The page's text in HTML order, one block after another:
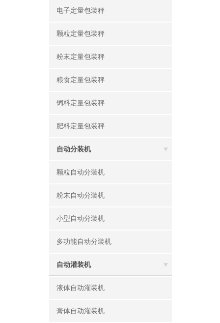
电子定量包装秤
颗粒定量包装秤
粉末定量包装秤
粮食定量包装秤
饲料定量包装秤
肥料定量包装秤
自动分装机
颗粒自动分装机
粉末自动分装机
小型自动分装机
多功能自动分装机
自动灌装机
液体自动灌装机
膏体自动灌装机